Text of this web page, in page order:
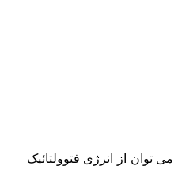
توان از انرژی فتوولتائیک